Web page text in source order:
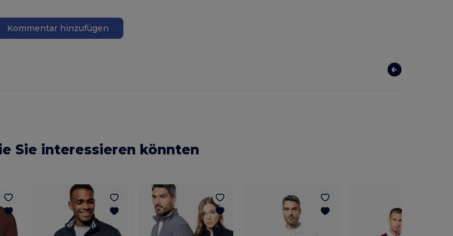
Kommentar hinzufügen
Sie interessieren könnten